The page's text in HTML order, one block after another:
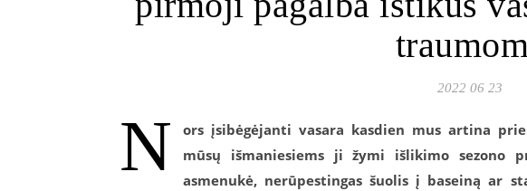
2022 06 23
N
ors įsibėgėjanti vasara kasdien mus artina
mūsų išmaniesiems ji žymi išlikimo sezono
asmenukė, nerūpestingas šuolis į baseiną ar